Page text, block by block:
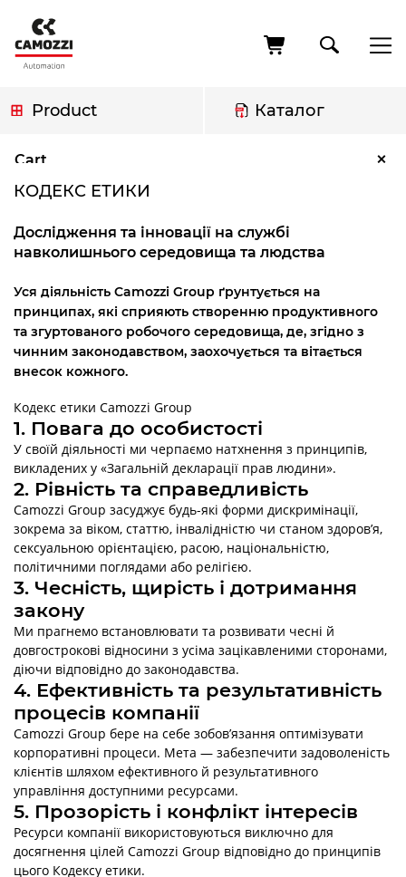
main
content
Product Каталог
Cart ×
КОДЕКС ЕТИКИ
Дослідження та інновації на службі
навколишнього середовища та людства
Уся діяльність Camozzi Group ґрунтується на
принципах, які сприяють створенню продуктивного
та згуртованого робочого середовища, де, згідно з
чинним законодавством, заохочується та вітається
внесок кожного.
Кодекс етики Camozzi Group
1. Повага до особистості
У своїй діяльності ми черпаємо натхнення з принципів,
викладених у «Загальній декларації прав людини».
2. Рівність та справедливість
Camozzi Group засуджує будь-які форми дискримінації,
зокрема за віком, статтю, інвалідністю чи станом здоров’я,
сексуальною орієнтацією, расою, національністю,
політичними поглядами або релігією.
3. Чесність, щирість і дотримання
закону
Ми прагнемо встановлювати та розвивати чесні й
довгострокові відносини з усіма зацікавленими сторонами,
діючи відповідно до законодавства.
4. Ефективність та результативність
процесів компанії
Camozzi Group бере на себе зобов’язання оптимізувати
корпоративні процеси. Мета — забезпечити задоволеність
клієнтів шляхом ефективного й результативного
управління доступними ресурсами.
5. Прозорість і конфлікт інтересів
Ресурси компанії використовуються виключно для
досягнення цілей Camozzi Group відповідно до принципів
цього Кодексу етики.